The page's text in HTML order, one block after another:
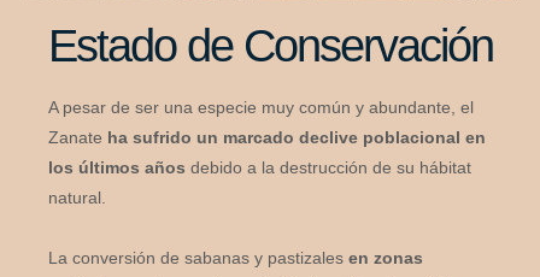
Estado de Conservación
A pesar de ser una especie muy común y abundante, el
Zanate ha sufrido un marcado declive poblacional en
los últimos años debido a la destrucción de su hábitat
natural.
La conversión de sabanas y pastizales en zonas